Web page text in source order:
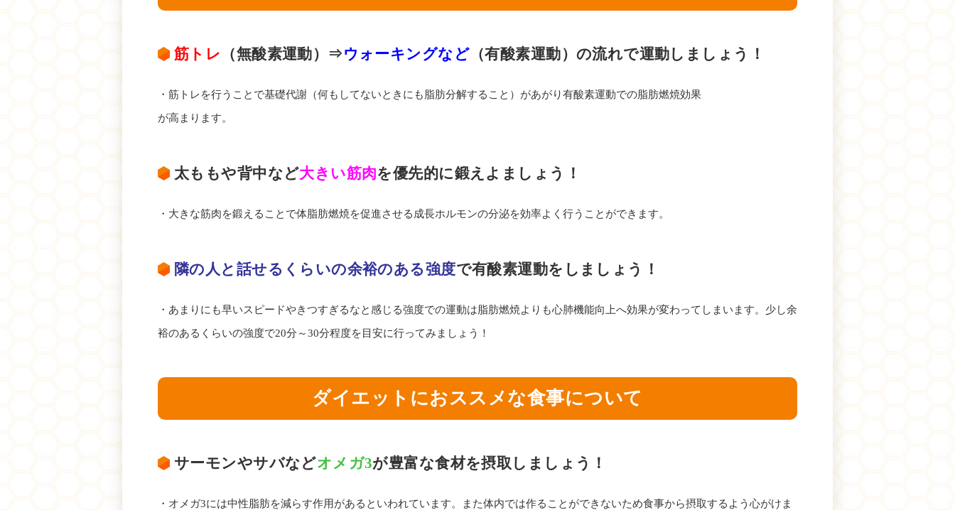
筋トレ （無酸素運動）⇒ウォーキングなど （有酸素運動）の流れで運動しましょう！
・筋トレを行うことで基礎代謝（何もしてないときにも脂肪分解すること）があがり有酸素運動での脂肪燃焼効果
が高まります。
太ももや背中など大きい筋肉を優先的に鍛えよましょう！
・大きな筋肉を鍛えることで体脂肪燃焼を促進させる成長ホルモンの分泌を効率よく行うことができます。
隣の人と話せるくらいの余裕のある強度で有酸素運動をしましょう！
・あまりにも早いスピードやきつすぎるなと感じる強度での運動は脂肪燃焼よりも心肺機能向上へ効果が変わってしまいます。少し余
裕のあるくらいの強度で20分～30分程度を目安に行ってみましょう！
ダイエットにおススメな食事について
サーモンやサバなどオメガ3が豊富な食材を摂取しましょう！
・オメガ3には中性脂肪を減らす作用があるといわれています。また体内では作ることができないため食事から摂取するよう心がけま